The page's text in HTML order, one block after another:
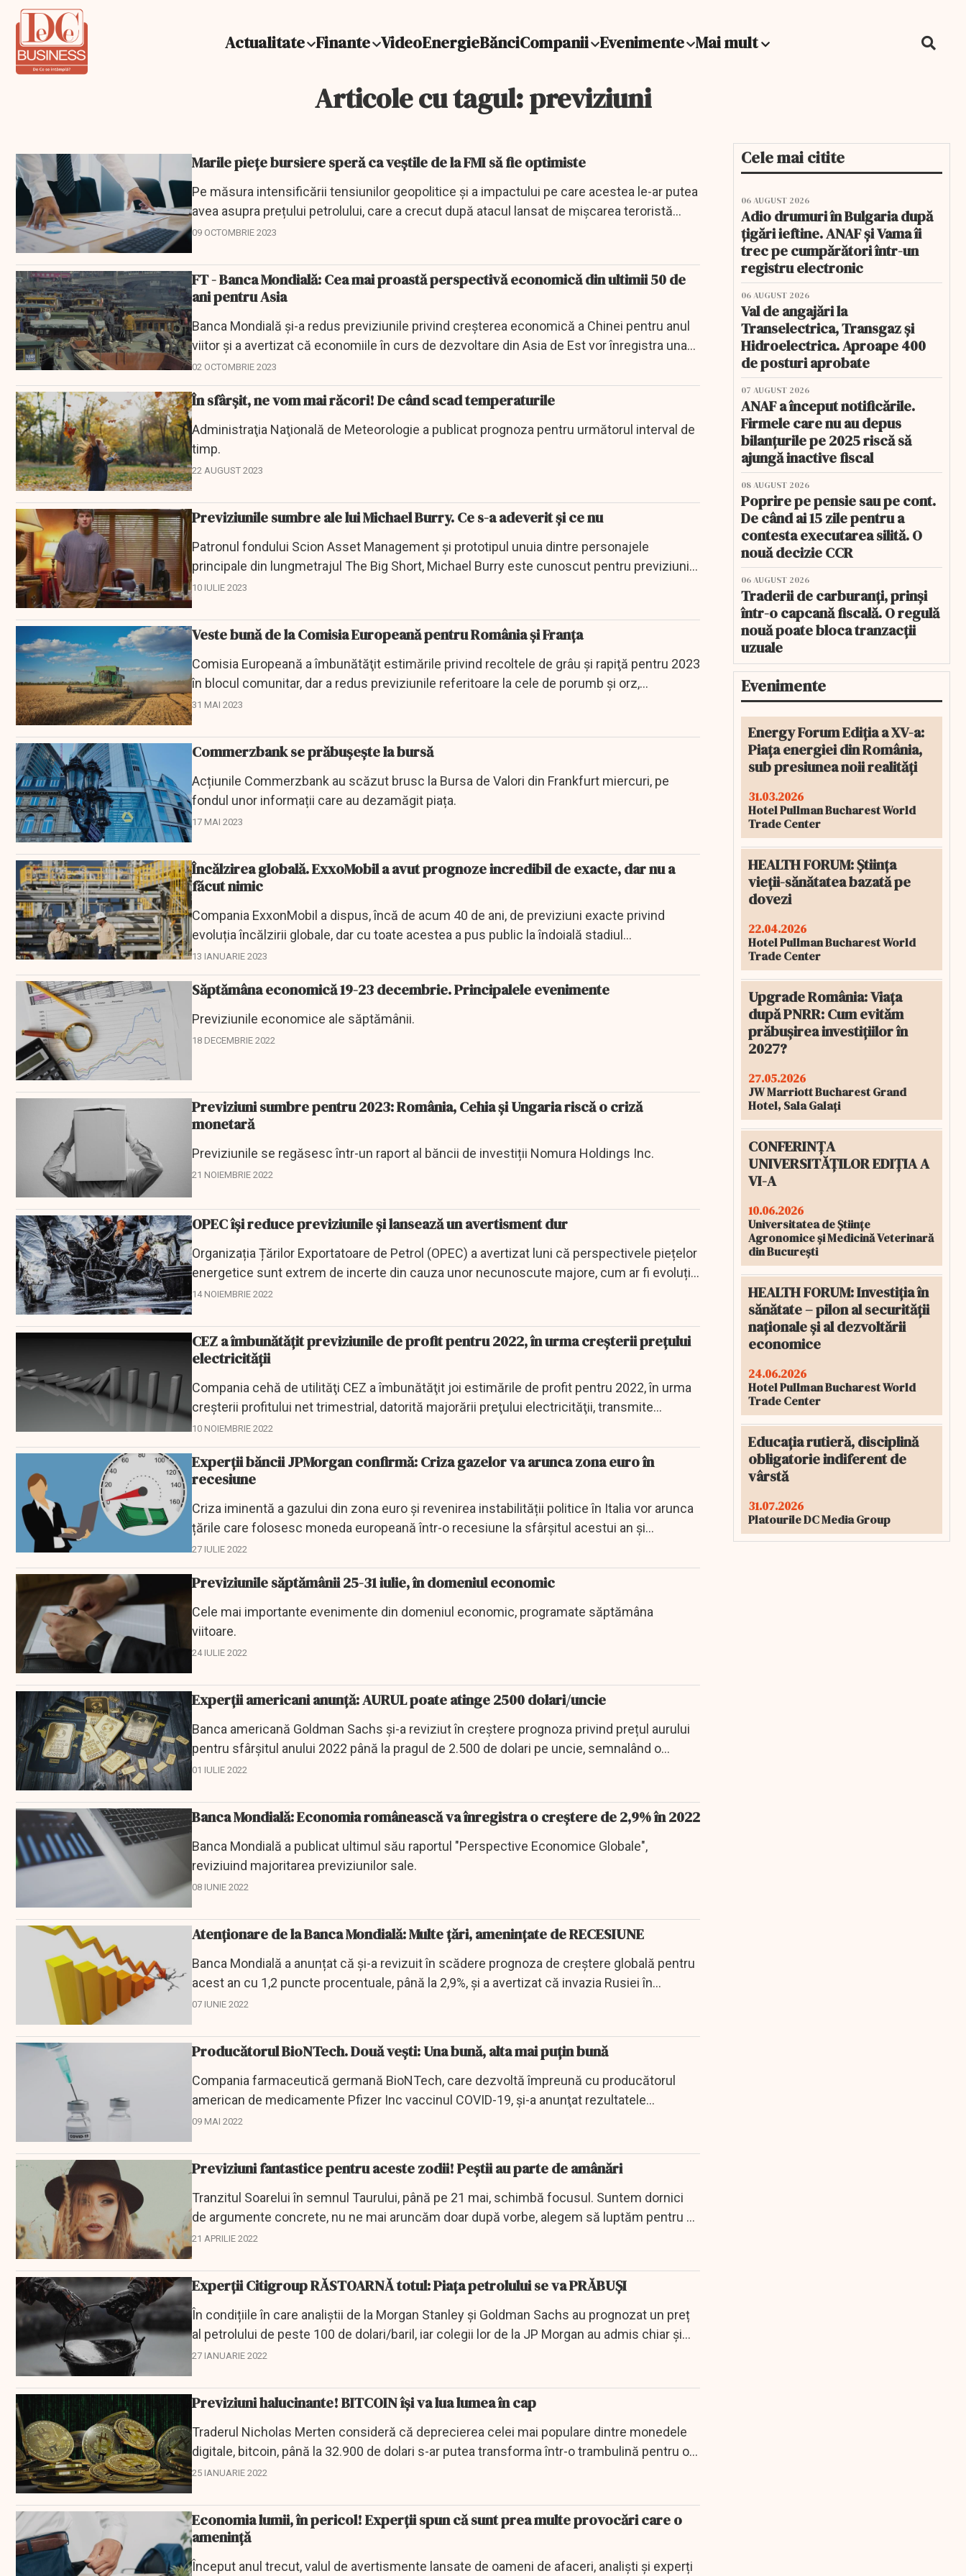
Actualitate Finante VideoEnergieBănciCompanii Evenimente Mai mult
Articole cu tagul: previziuni
Marile piețe bursiere speră ca veștile de la FMI să fie optimiste
Pe măsura intensificării tensiunilor geopolitice și a impactului pe care acestea le-ar putea
avea asupra prețului petrolului, care a crecut după atacul lansat de mișcarea teroristă
Hamas asupra...
09 OCTOMBRIE 2023
FT - Banca Mondială: Cea mai proastă perspectivă economică din ultimii 50 de
ani pentru Asia
Banca Mondială și-a redus previziunile privind creșterea economică a Chinei pentru anul
viitor și a avertizat că economiile în curs de dezvoltare din Asia de Est vor înregistra una
dintre cele...
02 OCTOMBRIE 2023
În sfârșit, ne vom mai răcori! De când scad temperaturile
Administraţia Naţională de Meteorologie a publicat prognoza pentru următorul interval de
timp.
22 AUGUST 2023
Previziunile sumbre ale lui Michael Burry. Ce s-a adeverit și ce nu
Patronul fondului Scion Asset Management și prototipul unuia dintre personajele
principale din lungmetrajul The Big Short, Michael Burry este cunoscut pentru previziunile
sale sumbre, care uneori se...
10 IULIE 2023
Veste bună de la Comisia Europeană pentru România și Franța
Comisia Europeană a îmbunătăţit estimările privind recoltele de grâu şi rapiţă pentru 2023
în blocul comunitar, dar a redus previziunile referitoare la cele de porumb şi orz,
transmite...
31 MAI 2023
Commerzbank se prăbușește la bursă
Acțiunile Commerzbank au scăzut brusc la Bursa de Valori din Frankfurt miercuri, pe
fondul unor informații care au dezamăgit piața.
17 MAI 2023
Încălzirea globală. ExxoMobil a avut prognoze incredibil de exacte, dar nu a
făcut nimic
Compania ExxonMobil a dispus, încă de acum 40 de ani, de previziuni exacte privind
evoluția încălzirii globale, dar cu toate acestea a pus public la îndoială stadiul
cunoștințelor...
13 IANUARIE 2023
Săptămâna economică 19-23 decembrie. Principalele evenimente
Previziunile economice ale săptămânii.
18 DECEMBRIE 2022
Previziuni sumbre pentru 2023: România, Cehia şi Ungaria riscă o criză
monetară
Previziunile se regăsesc într-un raport al băncii de investiții Nomura Holdings Inc.
21 NOIEMBRIE 2022
OPEC își reduce previziunile și lansează un avertisment dur
Organizația Țărilor Exportatoare de Petrol (OPEC) a avertizat luni că perspectivele piețelor
energetice sunt extrem de incerte din cauza unor necunoscute majore, cum ar fi evoluția
pandemiei de...
14 NOIEMBRIE 2022
CEZ a îmbunătăţit previziunile de profit pentru 2022, în urma creşterii preţului
electricităţii
Compania cehă de utilităţi CEZ a îmbunătăţit joi estimările de profit pentru 2022, în urma
creşterii profitului net trimestrial, datorită majorării preţului electricităţii, transmite...
10 NOIEMBRIE 2022
Experții băncii JPMorgan confirmă: Criza gazelor va arunca zona euro în
recesiune
Criza iminentă a gazului din zona euro și revenirea instabilității politice în Italia vor arunca
țările care folosesc moneda europeană într-o recesiune la sfârșitul acestui an și...
27 IULIE 2022
Previziunile săptămânii 25-31 iulie, în domeniul economic
Cele mai importante evenimente din domeniul economic, programate săptămâna
viitoare.
24 IULIE 2022
Experții americani anunță: AURUL poate atinge 2500 dolari/uncie
Banca americană Goldman Sachs și-a reviziut în creștere prognoza privind prețul aurului
pentru sfârșitul anului 2022 până la pragul de 2.500 de dolari pe uncie, semnalând o
perspectivă...
01 IULIE 2022
Banca Mondială: Economia românească va înregistra o creștere de 2,9% în 2022
Banca Mondială a publicat ultimul său raportul "Perspective Economice Globale",
reviziuind majoritarea previziunilor sale.
08 IUNIE 2022
Atenționare de la Banca Mondială: Multe țări, amenințate de RECESIUNE
Banca Mondială a anunțat că și-a revizuit în scădere prognoza de creștere globală pentru
acest an cu 1,2 puncte procentuale, până la 2,9%, și a avertizat că invazia Rusiei în
Ucraina,...
07 IUNIE 2022
Producătorul BioNTech. Două vești: Una bună, alta mai puțin bună
Compania farmaceutică germană BioNTech, care dezvoltă împreună cu producătorul
american de medicamente Pfizer Inc vaccinul COVID-19, și-a anunţat rezultatele
trimestriale.
09 MAI 2022
Previziuni fantastice pentru aceste zodii! Peștii au parte de amânări
Tranzitul Soarelui în semnul Taurului, până pe 21 mai, schimbă focusul. Suntem dornici
de argumente concrete, nu ne mai aruncăm doar după vorbe, alegem să luptăm pentru a
avea/a deține. Nu ne...
21 APRILIE 2022
Experții Citigroup RĂSTOARNĂ totul: Piața petrolului se va PRĂBUȘI
În condițiile în care analiștii de la Morgan Stanley și Goldman Sachs au prognozat un preț
al petrolului de peste 100 de dolari/baril, iar colegii lor de la JP Morgan au admis chiar și
o...
27 IANUARIE 2022
Previziuni halucinante! BITCOIN își va lua lumea în cap
Traderul Nicholas Merten consideră că deprecierea celei mai populare dintre monedele
digitale, bitcoin, până la 32.900 de dolari s-ar putea transforma într-o trambulină pentru o
creștere...
25 IANUARIE 2022
Economia lumii, în pericol! Experții spun că sunt prea multe provocări care o
amenință
Început anul trecut, valul de avertismente lansate de oameni de afaceri, analiști și experți
Cele mai citite
06 AUGUST 2026
Adio drumuri în Bulgaria după
țigări ieftine. ANAF și Vama îi
trec pe cumpărători într-un
registru electronic
06 AUGUST 2026
Val de angajări la
Transelectrica, Transgaz și
Hidroelectrica. Aproape 400
de posturi aprobate
07 AUGUST 2026
ANAF a început notificările.
Firmele care nu au depus
bilanțurile pe 2025 riscă să
ajungă inactive fiscal
08 AUGUST 2026
Poprire pe pensie sau pe cont.
De când ai 15 zile pentru a
contesta executarea silită. O
nouă decizie CCR
06 AUGUST 2026
Traderii de carburanți, prinși
într-o capcană fiscală. O regulă
nouă poate bloca tranzacții
uzuale
Evenimente
Energy Forum Ediția a XV-a:
Piața energiei din România,
sub presiunea noii realități
31.03.2026
Hotel Pullman Bucharest World
Trade Center
HEALTH FORUM: Știința
vieții-sănătatea bazată pe
dovezi
22.04.2026
Hotel Pullman Bucharest World
Trade Center
Upgrade România: Viața
după PNRR: Cum evităm
prăbușirea investițiilor în
2027?
27.05.2026
JW Marriott Bucharest Grand
Hotel, Sala Galați
CONFERINȚA
UNIVERSITĂȚILOR EDIȚIA A
VI-A
10.06.2026
Universitatea de Științe
Agronomice și Medicină Veterinară
din București
HEALTH FORUM: Investiția în
sănătate – pilon al securității
naționale și al dezvoltării
economice
24.06.2026
Hotel Pullman Bucharest World
Trade Center
Educația rutieră, disciplină
obligatorie indiferent de
vârstă
31.07.2026
Platourile DC Media Group